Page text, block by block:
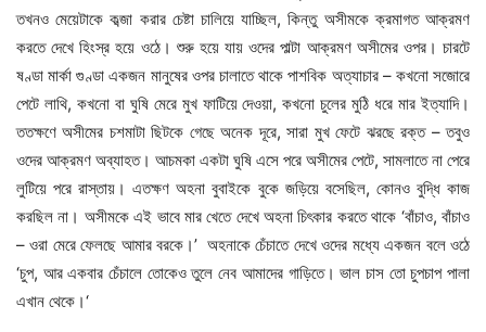
তখনও মেয়েটাকে কব্জা করার চেষ্টা চালিয়ে যাচ্ছিল, কিন্তু অসীমকে ক্রমাগত আক্রমণ
করতে দেখে হিংস্র হয়ে ওঠে। শুরু হয়ে যায় ওদের পাল্টা আক্রমণ অসীমের ওপর। চারটে
ষণ্ডা মার্কা গুণ্ডা একজন মানুষের ওপর চালাতে থাকে পাশবিক অত্যাচার – কখনো সজোরে
পেটে লাথি, কখনো বা ঘুষি মেরে মুখ ফাটিয়ে দেওয়া, কখনো চুলের মুঠি ধরে মার ইত্যাদি।
ততক্ষণে অসীমের চশমাটা ছিটকে গেছে অনেক দূরে, সারা মুখ ফেটে ঝরছে রক্ত – তবুও
ওদের আক্রমণ অব্যাহত। আচমকা একটা ঘুষি এসে পরে অসীমের পেটে, সামলাতে না পেরে
লুটিয়ে পরে রাস্তায়। এতক্ষণ অহনা বুবাইকে বুকে জড়িয়ে বসেছিল, কোনও বুদ্ধি কাজ
করছিল না। অসীমকে এই ভাবে মার খেতে দেখে অহনা চিৎকার করতে থাকে ‘বাঁচাও, বাঁচাও
– ওরা মেরে ফেলছে আমার বরকে।’ অহনাকে চেঁচাতে দেখে ওদের মধ্যে একজন বলে ওঠে
‘চুপ, আর একবার চেঁচালে তোকেও তুলে নেব আমাদের গাড়িতে। ভাল চাস তো চুপচাপ পালা
এখান থেকে।‘